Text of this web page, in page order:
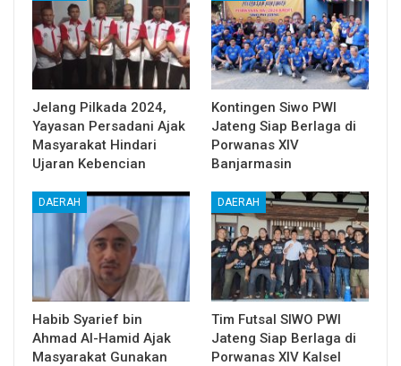
Jelang Pilkada 2024,
Yayasan Persadani Ajak
Masyarakat Hindari
Ujaran Kebencian
Kontingen Siwo PWI
Jateng Siap Berlaga di
Porwanas XIV
Banjarmasin
DAERAH
Habib Syarief bin
Ahmad Al-Hamid Ajak
Masyarakat Gunakan
DAERAH
Tim Futsal SIWO PWI
Jateng Siap Berlaga di
Porwanas XIV Kalsel